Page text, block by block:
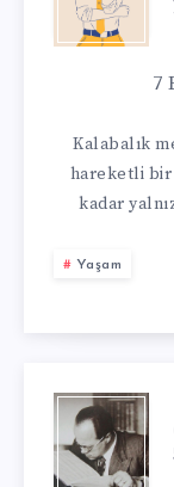
BIR
VE
7
Kalabalık
hareketli bir
kadar
Yaşam